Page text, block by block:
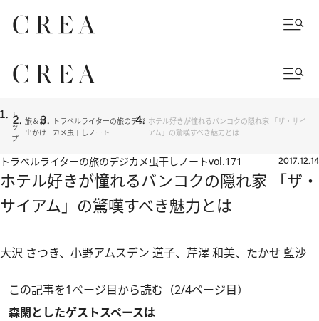
ト
ッ
プ
旅＆お
出かけ
トラベルライターの旅のデジ
カメ虫干しノート
ホテル好きが憧れるバンコクの隠れ家 「ザ・サイ
アム」の驚嘆すべき魅力とは
トラベルライターの旅のデジカメ虫干しノートvol.171 2017.12.14
ホテル好きが憧れるバンコクの隠れ家 「ザ・
サイアム」の驚嘆すべき魅力とは
大沢 さつき、小野アムスデン 道子、芹澤 和美、たかせ 藍沙
この記事を1ページ目から読む（2/4ページ目）
森閑としたゲストスペースは